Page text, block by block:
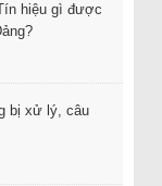
hiệu gì được
bị xử lý, câu